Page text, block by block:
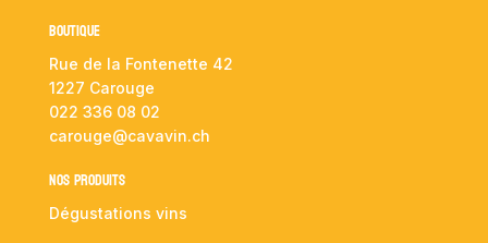
Boutique
Rue de la Fontenette 42
1227 Carouge
022 336 08 02
carouge@cavavin.ch
NOS PRODUITS
Dégustations vins